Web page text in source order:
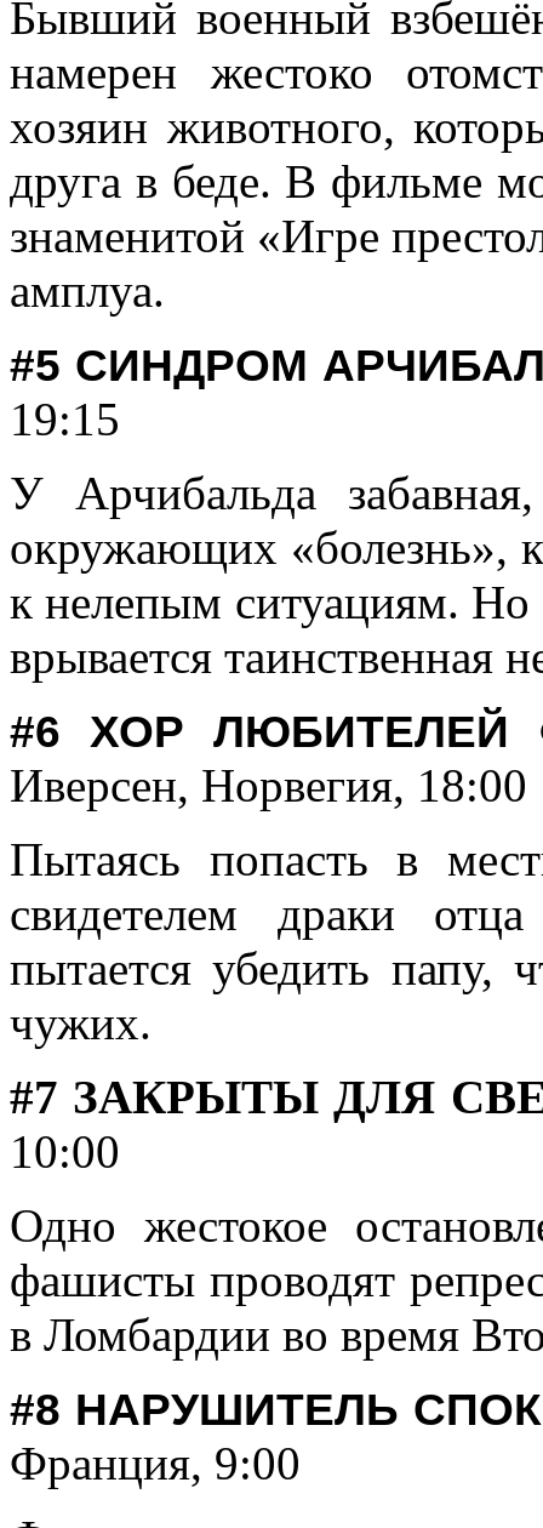
Бывший военный
намерен жестоко
хозяин животного,
друга в беде. В фильме
знаменитой «Игре
амплуа.
#5 СИНДРОМ
19:15
У Арчибальда
окружающих «болезнь»,
к нелепым ситуациям. Но
врывается таинственная
#6 ХОР
Иверсен, Норвегия, 18:00
Пытаясь попасть в
свидетелем драки
пытается убедить папу,
чужих.
#7 ЗАКРЫТЫ ДЛЯ
10:00
Одно жестокое
фашисты проводят
в Ломбардии во время
#8 НАРУШИТЕЛЬ
Франция, 9:00